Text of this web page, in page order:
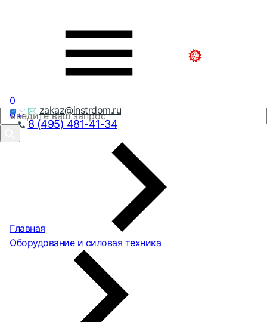
zakaz@instrdom.ru
8 (495) 481-41-34
0
0₽
Главная
Оборудование и силовая техника